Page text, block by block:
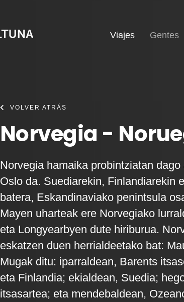
Viajes(current)
Gentes
VOLVER ATRÁS
Norvegia -
Norvegia hamaika probintziatan
Oslo da. Suediarekin, Finlandiarekin
batera, Eskandinaviako penintsula
Mayen uharteak ere Norvegiako
eta Longyearbyen dute hiriburua.
eskatzen duen herrialdeetako bat:
Mugak ditu: iparraldean, Barents
eta Finlandia; ekialdean, Suedia;
itsasartea; eta mendebaldean,